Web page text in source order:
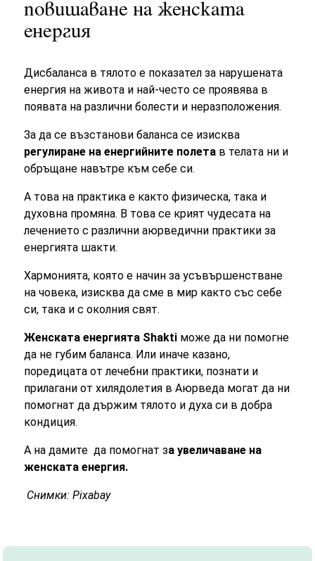
повишаване на женската
енергия
Дисбаланса в тялото е показател за нарушената
енергия на живота и най-често се проявява в
появата на различни болести и неразположения.
За да се възстанови баланса се изисква
регулиране на енергийните полета в телата ни и
обръщане навътре към себе си.
А това на практика е както физическа, така и
духовна промяна. В това се крият чудесата на
лечението с различни аюрведични практики за
енергията шакти.
Хармонията, която е начин за усъвършенстване
на човека, изисква да сме в мир както със себе
си, така и с околния свят.
Женската енергията Shakti може да ни помогне
да не губим баланса. Или иначе казано,
поредицата от лечебни практики, познати и
прилагани от хилядолетия в Аюрведа могат да ни
помогнат да държим тялото и духа си в добра
кондиция.
А на дамите да помогнат заувеличаване на
женската енергия.
Снимки: Pixabay